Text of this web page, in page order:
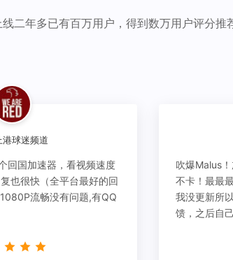
线二年多已有百万用户，得到数万用户评分
港球迷频道
回国加速器，看视频速度
也很快（全平台最好的回
流畅没有问题,有QQ
吹爆Malus
不卡！最最
我没更新所
馈，之后自